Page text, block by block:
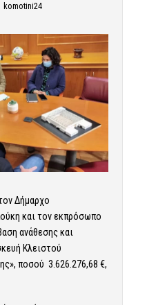
komotini24
Δήμαρχο
και τον εκπρόσωπο
ανάθεσης και
Κλειστού
ποσού 3.626.276,68 €,